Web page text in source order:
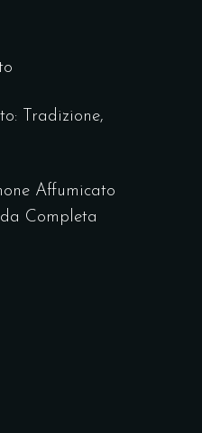
Tradizione,
Affumicato
Completa